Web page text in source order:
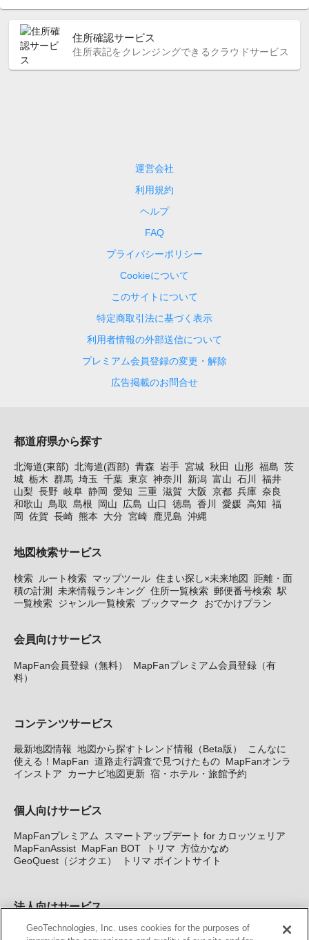
住所確認サービス
住所表記をクレンジングできるクラウドサービス
運営会社
利用規約
ヘルプ
FAQ
プライバシーポリシー
Cookieについて
このサイトについて
特定商取引法に基づく表示
利用者情報の外部送信について
プレミアム会員登録の変更・解除
広告掲載のお問合せ
都道府県から探す
北海道(東部) 北海道(西部) 青森 岩手 宮城 秋田 山形 福島 茨
城 栃木 群馬 埼玉 千葉 東京 神奈川 新潟 富山 石川
福井
山梨 長野 岐阜 静岡 愛知 三重 滋賀 大阪 京都 兵庫 奈良
和歌山
鳥取 島根 岡山 広島 山口 徳島 香川 愛媛 高知 福
岡
佐賀 長崎 熊本 大分 宮崎 鹿児島 沖縄
地図検索サービス
検索 ルート検索 マップツール 住まい探し×未来地図
距離・面
積の計測
未来情報ランキング 住所一覧検索 郵便番号検索 駅
一覧検索 ジャンル一覧検索 ブックマーク おでかけプラン
会員向けサービス
MapFan会員登録（無料）
MapFanプレミアム会員登録（有
料）
コンテンツサービス
最新地図情報 地図から探すトレンド情報（Beta版）
こんなに
使える！MapFan 道路走行調査で見つけたもの MapFanオンラ
インストア
カーナビ地図更新 宿・ホテル・旅館予約
個人向けサービス
MapFanプレミアム
スマートアップデート for カロッツェリア
MapFanAssist MapFan BOT トリマ 方位かなめ
GeoQuest（ジオクエ）
トリマ ポイントサイト
法人向けサービス
法人向け地図・位置情報サービス WEBサイト・システム向け地
GeoTechnologies, Inc. uses cookies for the purposes of